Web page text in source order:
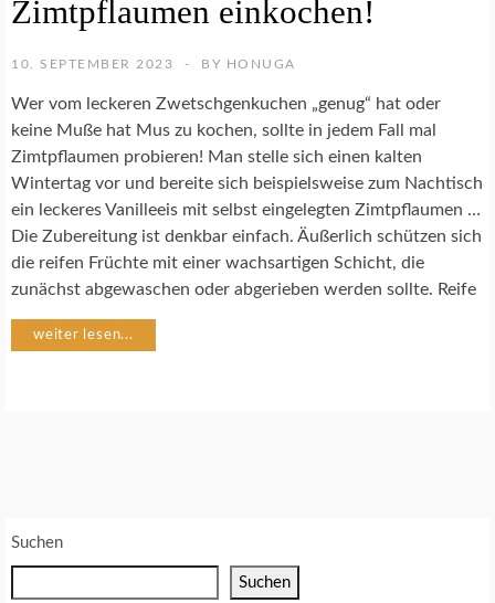
O
H
E
Z
E
P
Zimtpflaumen einkochen!
10. SEPTEMBER 2023 BY HONUGA
Wer vom leckeren Zwetschgenkuchen „genug“ hat oder
keine Muße hat Mus zu kochen, sollte in jedem Fall mal
Zimtpflaumen probieren! Man stelle sich einen kalten
Wintertag vor und bereite sich beispielsweise zum Nachtisch
ein leckeres Vanilleeis mit selbst eingelegten Zimtpflaumen …
Die Zubereitung ist denkbar einfach. Äußerlich schützen sich
die reifen Früchte mit einer wachsartigen Schicht, die
zunächst abgewaschen oder abgerieben werden sollte. Reife
weiter lesen...
Suchen
Suchen